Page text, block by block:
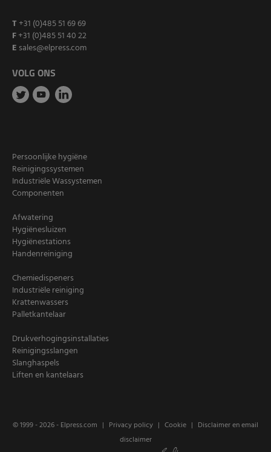
T +31 (0)485 51 69 69
F+31 (0)485 51 40 22
E sales@elpress.com
VOLG ONS
Persoonlijke hygiëne
Reinigingssystemen
Industriële Wassystemen
Componenten
Afwatering
Hygiënesluizen
Hygiënestations
Handenreiniging
Chemiedispeners
Industriële reiniging
Krattenwassers
Palletkantelaar
Drukverhogingsinstallaties
Reinigingsslangen
Slanghaspels
Liften en kantelaars
© 1999 - 2026 - Elpress.com Privacy policy Cookie
Disclaimer en email
disclaimer